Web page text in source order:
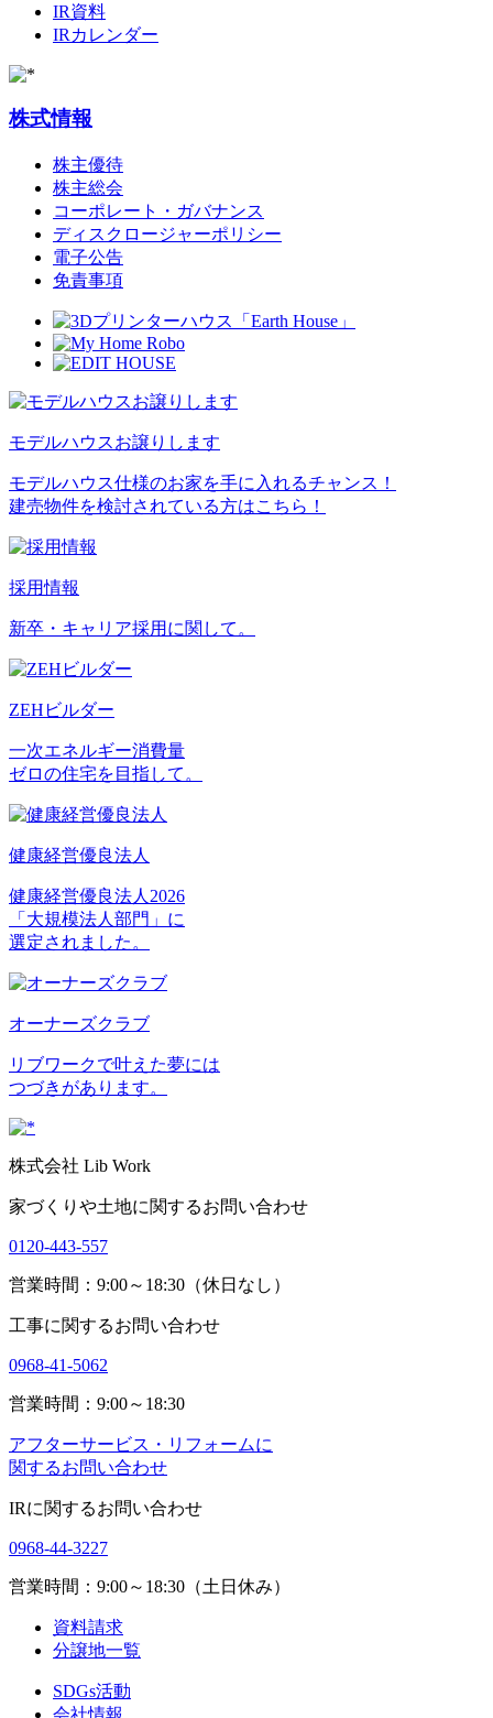
IR資料
IRカレンダー
株式情報
株主優待
株主総会
コーポレート・ガバナンス
ディスクロージャーポリシー
電子公告
免責事項
モデルハウスお譲りします
モデルハウス仕様のお家を手に入れるチャンス！
建売物件を検討されている方はこちら！
採用情報
新卒・キャリア採用に関して。
ZEHビルダー
一次エネルギー消費量
ゼロの住宅を目指して。
健康経営優良法人
健康経営優良法人2026
「大規模法人部門」に
選定されました。
オーナーズクラブ
リブワークで叶えた夢には
つづきがあります。
株式会社 Lib Work
家づくりや土地に関するお問い合わせ
0120-443-557
営業時間：9:00～18:30（休日なし）
工事に関するお問い合わせ
0968-41-5062
営業時間：9:00～18:30
アフターサービス・リフォームに
関するお問い合わせ
IRに関するお問い合わせ
0968-44-3227
営業時間：9:00～18:30（土日休み）
資料請求
分譲地一覧
SDGs活動